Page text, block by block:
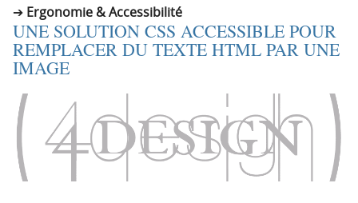
c
i
p
a
e
Ergonomie & Accessibilité
UNE SOLUTION CSS ACCESSIBLE POUR
REMPLACER DU TEXTE HTML PAR UNE
IMAGE